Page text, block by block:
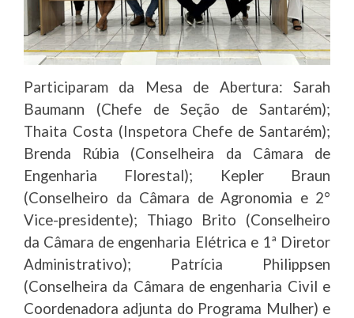
Participaram da Mesa de Abertura: Sarah
Baumann (Chefe de Seção de Santarém);
Thaita Costa (Inspetora Chefe de Santarém);
Brenda Rúbia (Conselheira da Câmara de
Engenharia Florestal); Kepler Braun
(Conselheiro da Câmara de Agronomia e 2°
Vice-presidente); Thiago Brito (Conselheiro
da Câmara de engenharia Elétrica e 1ª Diretor
Administrativo); Patrícia Philippsen
(Conselheira da Câmara de engenharia Civil e
Coordenadora adjunta do Programa Mulher) e